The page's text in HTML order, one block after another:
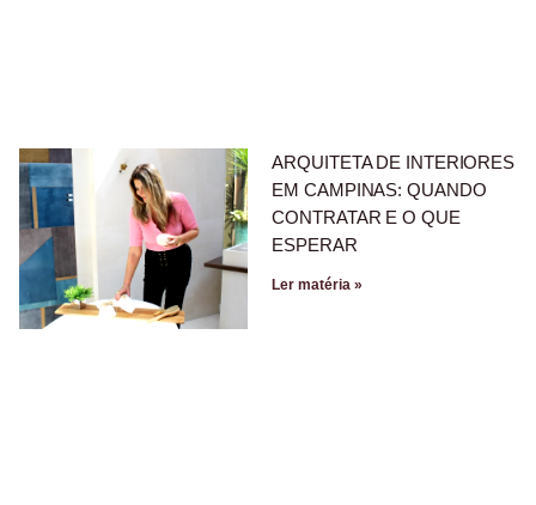
ARQUITETA DE INTERIORES
EM CAMPINAS: QUANDO
CONTRATAR E O QUE
ESPERAR
Ler matéria »